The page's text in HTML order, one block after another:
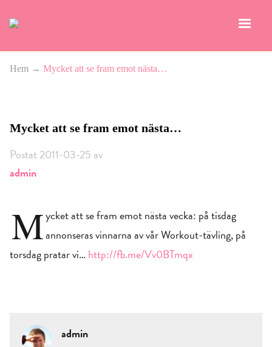
Hem → Mycket att se fram emot nästa…
Mycket att se fram emot nästa…
Postat 2011-03-25 av
admin
Mycket att se fram emot nästa vecka: på tisdag
annonseras vinnarna av vår Workout-tävling, på
torsdag pratar vi… http://fb.me/Vv0BTmqx
admin